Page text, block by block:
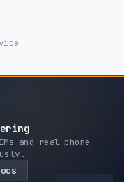
and real phone